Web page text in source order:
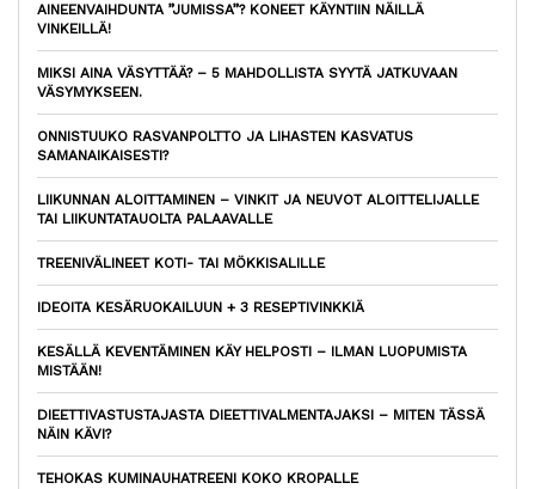
AINEENVAIHDUNTA ”JUMISSA”? KONEET KÄYNTIIN NÄILLÄ
VINKEILLÄ!
MIKSI AINA VÄSYTTÄÄ? – 5 MAHDOLLISTA SYYTÄ JATKUVAAN
VÄSYMYKSEEN.
ONNISTUUKO RASVANPOLTTO JA LIHASTEN KASVATUS
SAMANAIKAISESTI?
LIIKUNNAN ALOITTAMINEN – VINKIT JA NEUVOT ALOITTELIJALLE
TAI LIIKUNTATAUOLTA PALAAVALLE
TREENIVÄLINEET KOTI- TAI MÖKKISALILLE
IDEOITA KESÄRUOKAILUUN + 3 RESEPTIVINKKIÄ
KESÄLLÄ KEVENTÄMINEN KÄY HELPOSTI – ILMAN LUOPUMISTA
MISTÄÄN!
DIEETTIVASTUSTAJASTA DIEETTIVALMENTAJAKSI – MITEN TÄSSÄ
NÄIN KÄVI?
TEHOKAS KUMINAUHATREENI KOKO KROPALLE